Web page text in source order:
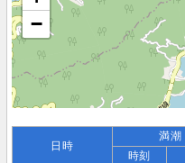
−
日時
満潮
時刻